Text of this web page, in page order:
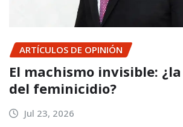
ARTÍCULOS DE OPINIÓN
El machismo invisible:
del feminicidio?
Jul 23, 2026